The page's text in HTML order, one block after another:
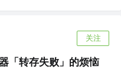
关注
「转存失败」的烦恼